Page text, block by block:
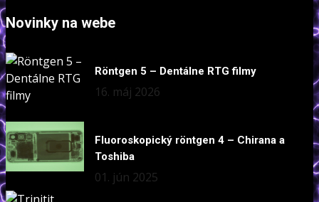
Novinky na webe
Röntgen 5 – Dentálne RTG filmy
16. máj 2026
Fluoroskopický röntgen 4 – Chirana a
Toshiba
01. jún 2025